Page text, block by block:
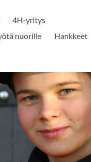
4H-yritys
nuorille
Hankkeet